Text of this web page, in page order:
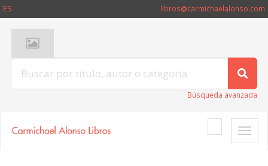
ES libros@carmichaelalonso.com
Búsqueda avanzada
Toggle